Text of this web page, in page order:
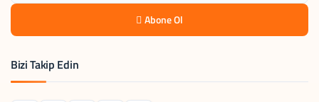
Abone Ol
Bizi Takip Edin